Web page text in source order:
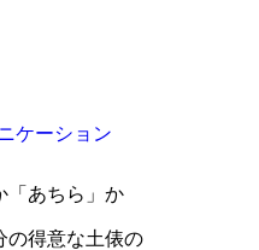
ケーション
「あちら」か
の得意な土俵の